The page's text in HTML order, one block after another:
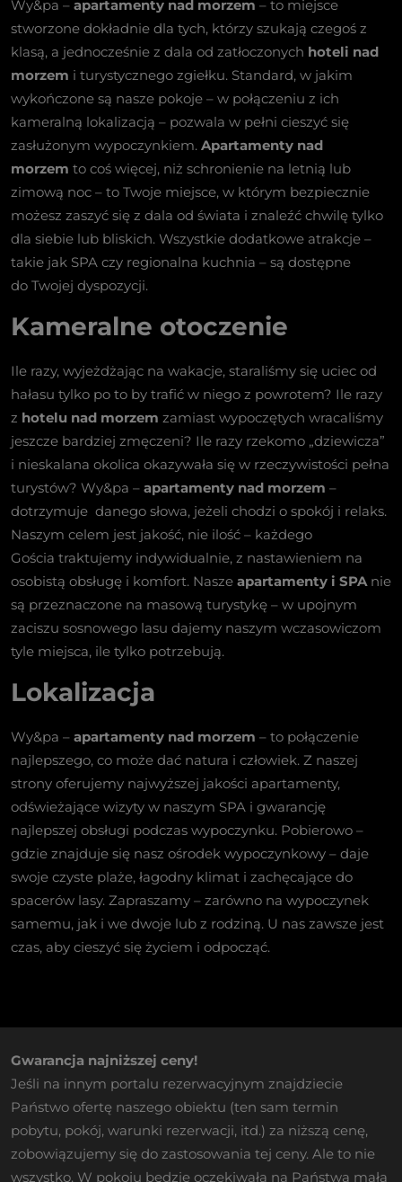
Wy&pa – apartamenty nad morzem – to miejsce
stworzone dokładnie dla tych, którzy szukają czegoś z
klasą, a jednocześnie z dala od zatłoczonych hoteli nad
morzem i turystycznego zgiełku. Standard, w jakim
wykończone są nasze pokoje – w połączeniu z ich
kameralną lokalizacją – pozwala w pełni cieszyć się
zasłużonym wypoczynkiem. Apartamenty nad
morzem to coś więcej, niż schronienie na letnią lub
zimową noc – to Twoje miejsce, w którym bezpiecznie
możesz zaszyć się z dala od świata i znaleźć chwilę tylko
dla siebie lub bliskich. Wszystkie dodatkowe atrakcje –
takie jak SPA czy regionalna kuchnia – są dostępne
do Twojej dyspozycji.
Kameralne otoczenie
Ile razy, wyjeżdżając na wakacje, staraliśmy się uciec od
hałasu tylko po to by trafić w niego z powrotem? Ile razy
z hotelu nad morzem zamiast wypoczętych wracaliśmy
jeszcze bardziej zmęczeni? Ile razy rzekomo „dziewicza”
i nieskalana okolica okazywała się w rzeczywistości pełna
turystów? Wy&pa – apartamenty nad morzem –
dotrzymuje danego słowa, jeżeli chodzi o spokój i relaks.
Naszym celem jest jakość, nie ilość – każdego
Gościa traktujemy indywidualnie, z nastawieniem na
osobistą obsługę i komfort. Nasze apartamenty i SPAnie
są przeznaczone na masową turystykę – w upojnym
zaciszu sosnowego lasu dajemy naszym wczasowiczom
tyle miejsca, ile tylko potrzebują.
Lokalizacja
Wy&pa – apartamenty nad morzem – to połączenie
najlepszego, co może dać natura i człowiek. Z naszej
strony oferujemy najwyższej jakości apartamenty,
odświeżające wizyty w naszym SPA i gwarancję
najlepszej obsługi podczas wypoczynku. Pobierowo –
gdzie znajduje się nasz ośrodek wypoczynkowy – daje
swoje czyste plaże, łagodny klimat i zachęcające do
spacerów lasy. Zapraszamy – zarówno na wypoczynek
samemu, jak i we dwoje lub z rodziną. U nas zawsze jest
czas, aby cieszyć się życiem i odpocząć.
Gwarancja najniższej ceny!
Jeśli na innym portalu rezerwacyjnym znajdziecie
Państwo ofertę naszego obiektu (ten sam termin
pobytu, pokój, warunki rezerwacji, itd.) za niższą cenę,
zobowiązujemy się do zastosowania tej ceny. Ale to nie
wszystko. W pokoju będzie oczekiwała na Państwa mała